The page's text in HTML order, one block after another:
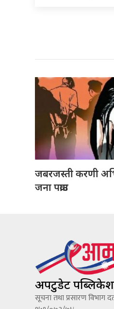
जबरजस्ती करणी
जना पक्राउ
अपटुडेट पब्लिकेशन
सूचना तथा प्रसारण विभाग